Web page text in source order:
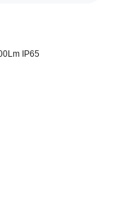
IP65